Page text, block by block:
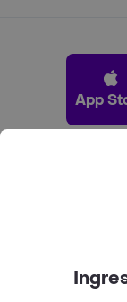
App
Pide tu